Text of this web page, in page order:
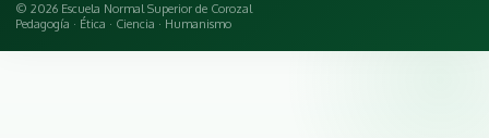
© 2026 Escuela Normal Superior de Corozal
Pedagogía · Ética · Ciencia · Humanismo